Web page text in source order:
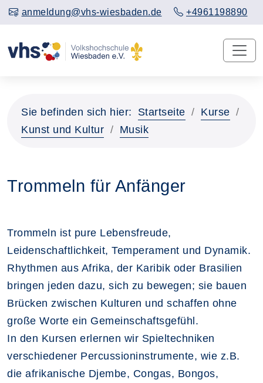
anmeldung@vhs-wiesbaden.de +4961198890
Sie befinden sich hier: Startseite
Kurse
Kunst und Kultur
Musik
Trommeln für Anfänger
Trommeln ist pure Lebensfreude,
Leidenschaftlichkeit, Temperament und Dynamik.
Rhythmen aus Afrika, der Karibik oder Brasilien
bringen jeden dazu, sich zu bewegen; sie bauen
Brücken zwischen Kulturen und schaffen ohne
große Worte ein Gemeinschaftsgefühl.
In den Kursen erlernen wir Spieltechniken
verschiedener Percussioninstrumente, wie z.B.
die afrikanische Djembe, Congas, Bongos,